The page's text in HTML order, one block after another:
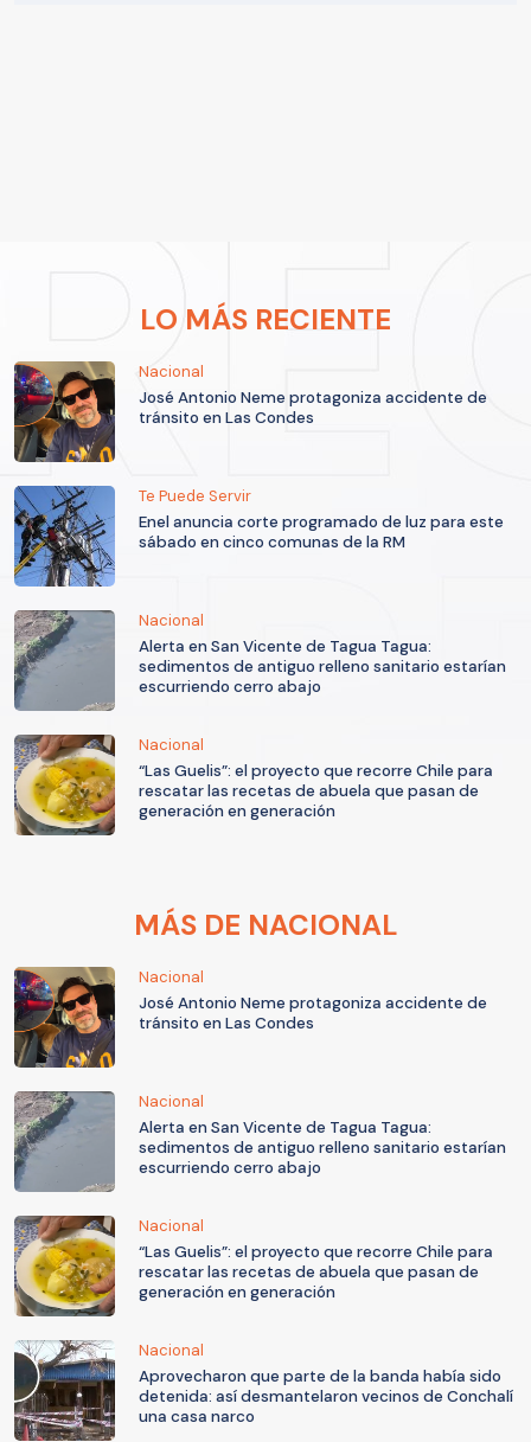
LO MÁS RECIENTE
Nacional
José Antonio Neme protagoniza accidente de
tránsito en Las Condes
Te Puede Servir
Enel anuncia corte programado de luz para este
sábado en cinco comunas de la RM
Nacional
Alerta en San Vicente de Tagua Tagua:
sedimentos de antiguo relleno sanitario estarían
escurriendo cerro abajo
Nacional
“Las Guelis”: el proyecto que recorre Chile para
rescatar las recetas de abuela que pasan de
generación en generación
MÁS DE NACIONAL
Nacional
José Antonio Neme protagoniza accidente de
tránsito en Las Condes
Nacional
Alerta en San Vicente de Tagua Tagua:
sedimentos de antiguo relleno sanitario estarían
escurriendo cerro abajo
Nacional
“Las Guelis”: el proyecto que recorre Chile para
rescatar las recetas de abuela que pasan de
generación en generación
Nacional
Aprovecharon que parte de la banda había sido
detenida: así desmantelaron vecinos de Conchalí
una casa narco